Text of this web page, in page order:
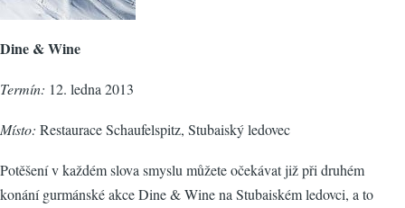
Dine & Wine
Termín: 12. ledna 2013
Místo: Restaurace Schaufelspitz, Stubaiský ledovec
Potěšení v každém slova smyslu můžete očekávat již při druhém
konání gurmánské akce Dine & Wine na Stubaiském ledovci, a to